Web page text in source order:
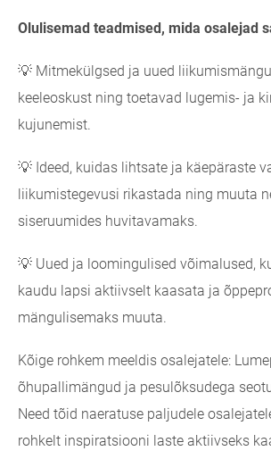
Olulisemad teadmised, mida osalejad
💡 Mitmekülgsed ja uued
keeleoskust ning toetavad lugemis- ja
kujunemist.
💡 Ideed, kuidas lihtsate ja käepäraste
liikumistegevusi rikastada ning muuta
siseruumides huvitavamaks.
💡 Uued ja loomingulised võimalused,
kaudu lapsi aktiivselt kaasata ja
mängulisemaks muuta.
Kõige rohkem meeldis osalejatele:
õhupallimängud ja pesulõksudega
Need tõid naeratuse paljudele
rohkelt inspiratsiooni laste aktiivseks